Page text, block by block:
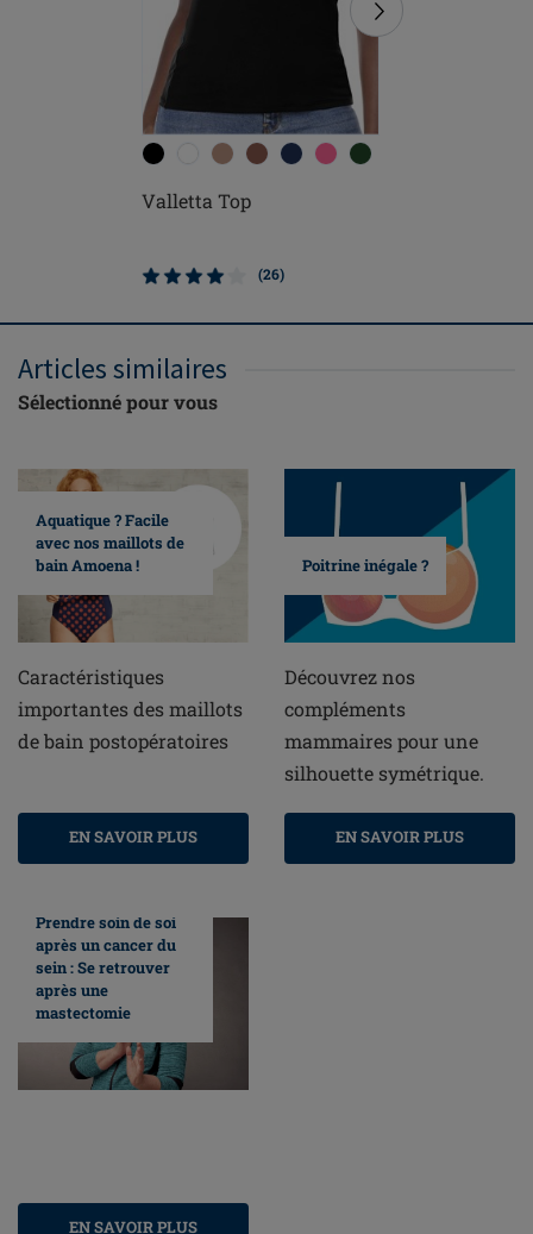
Valletta Top
(26)
Articles similaires
Sélectionné pour vous
Aquatique ? Facile
avec nos maillots de
bain Amoena !
Caractéristiques
importantes des maillots
de bain postopératoires
EN SAVOIR PLUS
Poitrine inégale ?
Découvrez nos
compléments
mammaires pour une
silhouette symétrique.
EN SAVOIR PLUS
Prendre soin de soi
après un cancer du
sein : Se retrouver
après une
mastectomie
EN SAVOIR PLUS